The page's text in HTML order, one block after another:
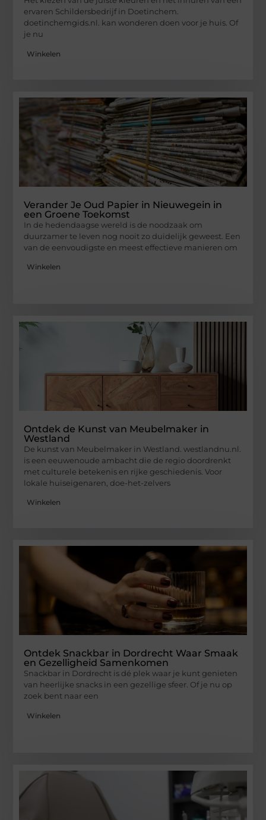
ervaren Schildersbedrijf in Doetinchem.
doetinchemgids.nl. kan wonderen doen voor je huis. Of
je nu
Winkelen
Verander Je Oud Papier in Nieuwegein in
een Groene Toekomst
In de hedendaagse wereld is de noodzaak om
duurzamer te leven nog nooit zo duidelijk geweest. Een
van de eenvoudigste en meest effectieve manieren om
Winkelen
Ontdek de Kunst van Meubelmaker in
Westland
De kunst van Meubelmaker in Westland. westlandnu.nl.
is een eeuwenoude ambacht die de regio doordrenkt
met culturele betekenis en rijke geschiedenis. Voor
lokale huiseigenaren, doe-het-zelvers
Winkelen
Ontdek Snackbar in Dordrecht Waar Smaak
en Gezelligheid Samenkomen
Snackbar in Dordrecht is dé plek waar je kunt genieten
van heerlijke snacks in een gezellige sfeer. Of je nu op
zoek bent naar een
Winkelen